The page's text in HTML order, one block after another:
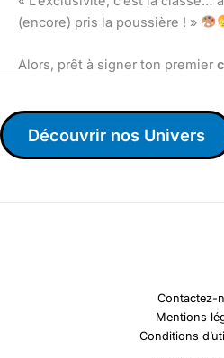
(encore) pris la poussière ! »
Alors, prêt à signer ton premier
Découvrir nos Univers
Contactez-
Mentions
Conditions